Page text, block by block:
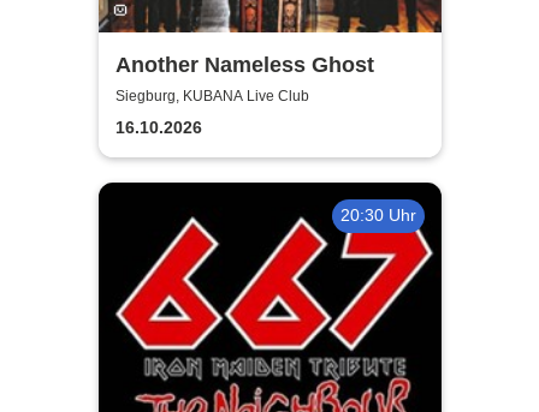
Another Nameless Ghost
Siegburg, KUBANA Live Club
16.10.2026
20:30 Uhr